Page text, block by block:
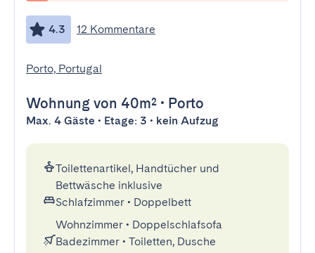
4.3 12 Kommentare
Porto, Portugal
Wohnung von 40m² • Porto
Max. 4 Gäste • Etage: 3 • kein Aufzug
Toilettenartikel, Handtücher und
Bettwäsche inklusive
Schlafzimmer • Doppelbett
Wohnzimmer • Doppelschlafsofa
Badezimmer • Toiletten, Dusche